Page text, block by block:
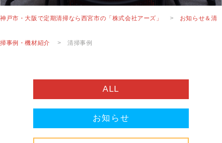
神戸市・大阪で定期清掃なら西宮市の「株式会社アーズ」 > お知らせ＆清
掃事例・機材紹介 > 清掃事例
ALL
お知らせ